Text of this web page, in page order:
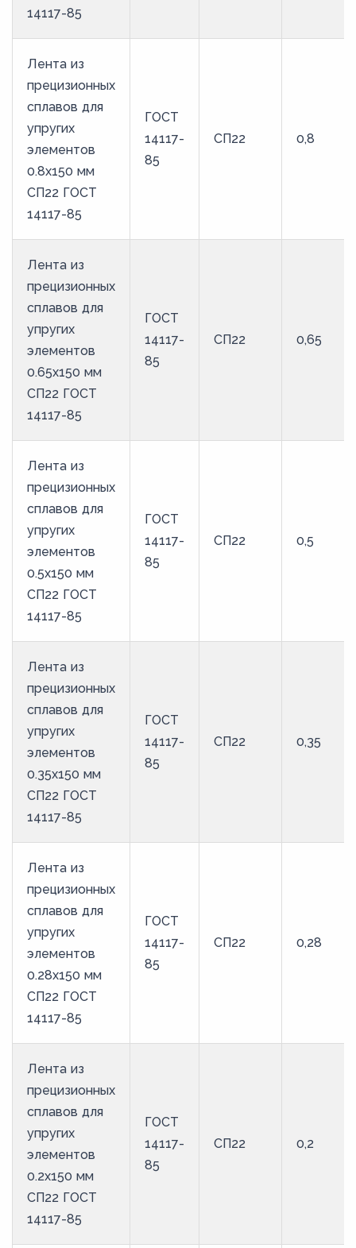
14117-85
Лента из
прецизионных
сплавов для
упругих
элементов
0.8x150 мм
СП22 ГОСТ
14117-85
ГОСТ
14117-
85
СП22 0,8
Лента из
прецизионных
сплавов для
упругих
элементов
0.65x150 мм
СП22 ГОСТ
14117-85
ГОСТ
14117-
85
СП22 0,65
Лента из
прецизионных
сплавов для
упругих
элементов
0.5x150 мм
СП22 ГОСТ
14117-85
ГОСТ
14117-
85
СП22 0,5
Лента из
прецизионных
сплавов для
упругих
элементов
0.35x150 мм
СП22 ГОСТ
14117-85
ГОСТ
14117-
85
СП22 0,35
Лента из
прецизионных
сплавов для
упругих
элементов
0.28x150 мм
СП22 ГОСТ
14117-85
ГОСТ
14117-
85
СП22 0,28
Лента из
прецизионных
сплавов для
упругих
элементов
0.2x150 мм
СП22 ГОСТ
14117-85
ГОСТ
14117-
85
СП22 0,2